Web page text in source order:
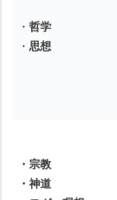
・哲学
・思想
・宗教
・神道